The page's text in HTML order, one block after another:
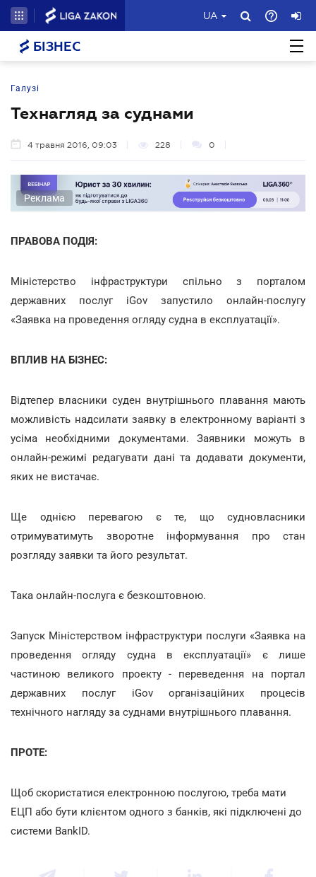
UA
БІЗНЕС
Галузі
Технагляд за суднами
4 травня 2016, 09:03 228 0
Реклама
ПРАВОВА ПОДІЯ:
Міністерство інфраструктури спільно з порталом
державних послуг iGov запустило онлайн-послугу
«Заявка на проведення огляду судна в експлуатації».
ВПЛИВ НА БІЗНЕС:
Відтепер власники суден внутрішнього плавання мають
можливість надсилати заявку в електронному варіанті з
усіма необхідними документами. Заявники можуть в
онлайн-режимі редагувати дані та додавати документи,
яких не вистачає.
Ще однією перевагою є те, що судновласники
отримуватимуть зворотне інформування про стан
розгляду заявки та його результат.
Така онлайн-послуга є безкоштовною.
Запуск Міністерством інфраструктури послуги «Заявка на
проведення огляду судна в експлуатації» є лише
частиною великого проекту - переведення на портал
державних послуг iGov організаційних процесів
технічного нагляду за суднами внутрішнього плавання.
ПРОТЕ:
Щоб скористатися електронною послугою, треба мати
ЕЦП або бути клієнтом одного з банків, які підключені до
системи BankID.